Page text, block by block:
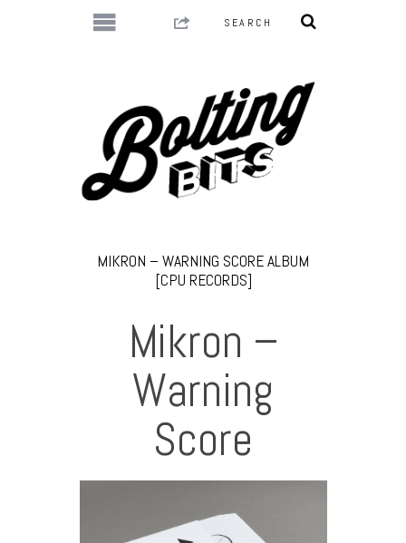
MIKRON – WARNING SCORE ALBUM
[CPU RECORDS]
Mikron –
Warning
Score